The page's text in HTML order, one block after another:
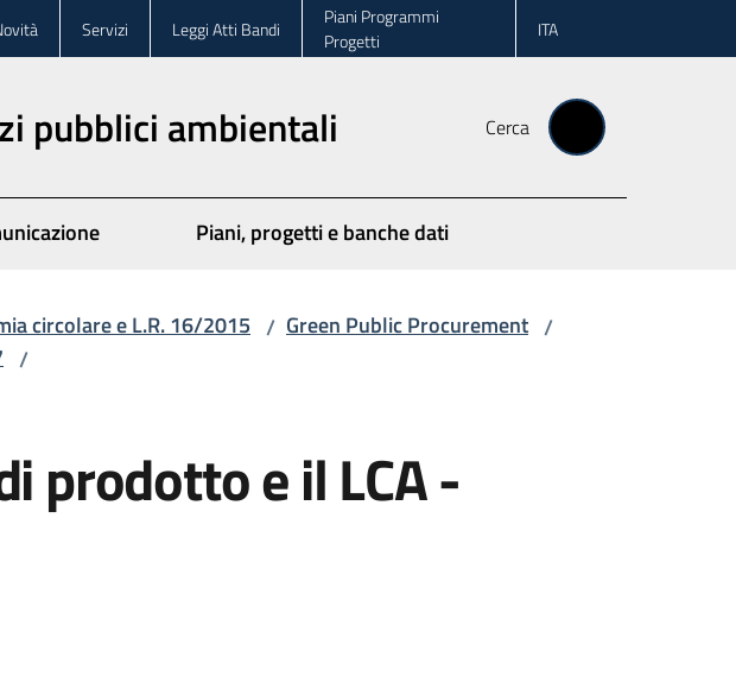
Servizi Leggi Atti Bandi
Piani Programmi
Progetti
ITA
pubblici ambientali Cerca
Piani, progetti e banche dati
circolare e L.R. 16/2015 / Green Public Procurement /
/
prodotto e il LCA -